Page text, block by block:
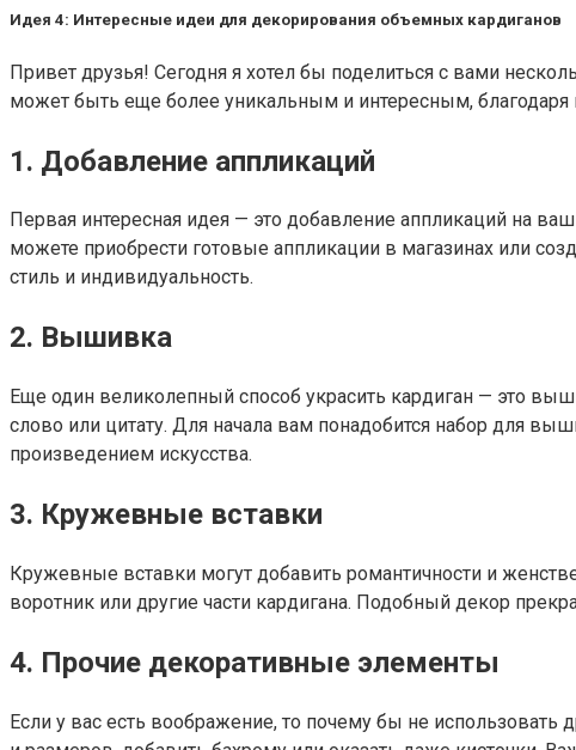
Идея 4: Интересные идеи для декорирования объемных кардиганов
Привет друзья! Сегодня я хотел бы поделиться с вами
может быть еще более уникальным и интересным,
1. Добавление аппликаций
Первая интересная идея — это добавление аппликаций на
можете приобрести готовые аппликации в магазинах или
стиль и индивидуальность.
2. Вышивка
Еще один великолепный способ украсить кардиган — это
слово или цитату. Для начала вам понадобится набор для
произведением искусства.
3. Кружевные вставки
Кружевные вставки могут добавить романтичности и
воротник или другие части кардигана. Подобный декор
4. Прочие декоративные элементы
Если у вас есть воображение, то почему бы не